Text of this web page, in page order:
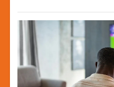
k
er